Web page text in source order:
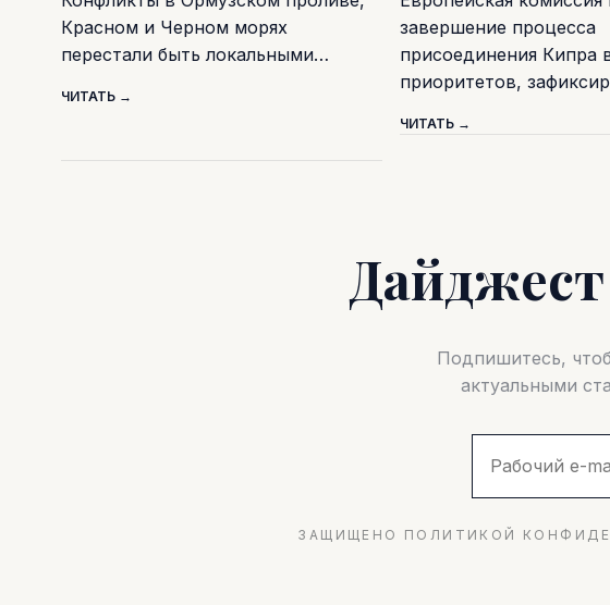
Красном и Черном морях
перестали быть локальными…
ЧИТАТЬ →
завершение процесса
присоединения Кипра
приоритетов,
ЧИТАТЬ →
Подпишитесь,
актуальными
ЗАЩИЩЕНО ПОЛИТИКОЙ